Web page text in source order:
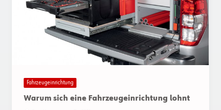
Fahrzeugeinrichtung
Warum sich eine Fahrzeugeinrichtung lohnt